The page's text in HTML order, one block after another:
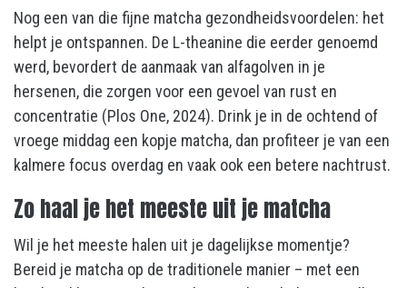
Nog een van die fijne matcha gezondheidsvoordelen: het
helpt je ontspannen. De L-theanine die eerder genoemd
werd, bevordert de aanmaak van alfagolven in je
hersenen, die zorgen voor een gevoel van rust en
concentratie (Plos One, 2024). Drink je in de ochtend of
vroege middag een kopje matcha, dan profiteer je van een
kalmere focus overdag en vaak ook een betere nachtrust.
Zo haal je het meeste uit je matcha
Wil je het meeste halen uit je dagelijkse momentje?
Bereid je matcha op de traditionele manier – met een